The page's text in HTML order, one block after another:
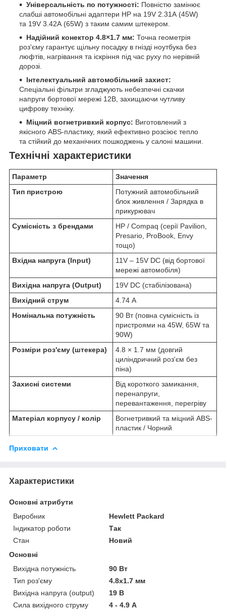
Універсальність по потужності: Повністю замінює
слабші автомобільні адаптери HP на 19V 2.31А (45W)
та 19V 3.42А (65W) з таким самим штекером.
Надійний конектор 4.8×1.7 мм: Точна геометрія
роз'єму гарантує щільну посадку в гнізді ноутбука без
люфтів, нагрівання та іскріння під час руху по нерівній
дорозі.
Інтелектуальний автомобільний захист:
Спеціальні фільтри згладжують небезпечні скачки
напруги бортової мережі 12В, захищаючи чутливу
цифрову техніку.
Міцний вогнетривкий корпус: Виготовлений з
якісного ABS-пластику, який ефективно розсіює тепло
та стійкий до механічних пошкоджень у салоні машини.
Технічні характеристики
Параметр
Значення
Тип пристрою
Потужний автомобільний
блок живлення / Зарядка в
прикурювач
Сумісність з брендами
HP / Compaq (серії Pavilion,
Presario, ProBook, Envy
тощо)
Вхідна напруга (Input)
11V – 15V DC (від бортової
мережі автомобіля)
Вихідна напруга (Output)
19V DC (стабілізована)
Вихідний струм
4.74 А
Номінальна потужність
90 Вт (повна сумісність із
пристроями на 45W, 65W та
90W)
Розміри роз'єму (штекера)
4.8 × 1.7 мм (довгий
циліндричний роз'єм без
піна)
Захисні системи
Від короткого замикання,
перенапруги,
перевантаження, перегріву
Матеріал корпусу / колір
Вогнетривкий та міцний ABS-
пластик / Чорний
Приховати
Характеристики
Основні атрибути
Виробник
Hewlett Packard
Індикатор роботи
Так
Стан
Новий
Основні
Вихідна потужність
90 Вт
Тип роз'єму
4.8x1.7 мм
Вихідна напруга (output)
19 В
Сила вихідного струму
4 - 4.9 А